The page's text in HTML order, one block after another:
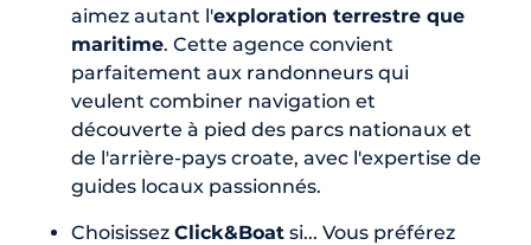
aimez autant l'exploration terrestre que
maritime. Cette agence convient
parfaitement aux randonneurs qui
veulent combiner navigation et
découverte à pied des parcs nationaux et
de l'arrière-pays croate, avec l'expertise de
guides locaux passionnés.
Choisissez Click&Boat si... Vous préférez